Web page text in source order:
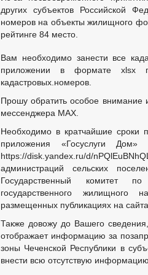
других субъектов Российской
номеров на объекты жилищного
рейтинге 84 место.
Вам необходимо занести все
приложении в формате xlsx
кадастровых.номеров.
Прошу обратить особое внимание
мессенджера МАХ.
Необходимо в кратчайшие сроки
приложения «Госуслуги
https://disk.yandex.ru/d/
администраций сельских
Государственный комитет
государственного
размещенных публикациях на
Также довожу до Вашего
отображает информацию за
зоны Чеченской Республики в
внести всю отсутствую